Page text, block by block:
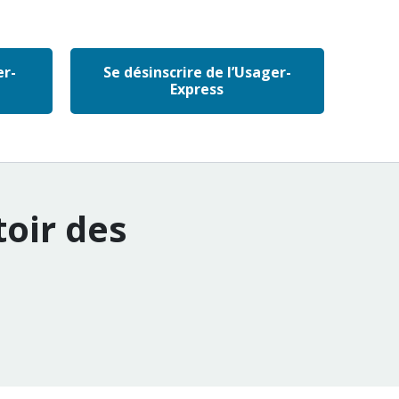
Se désinscrire de l’Usager-
Express
des